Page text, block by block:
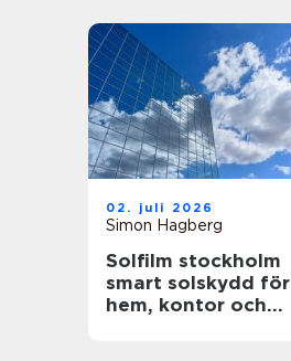
02. juli 2026
Simon Hagberg
Solfilm stockholm
smart solskydd för
hem, kontor och